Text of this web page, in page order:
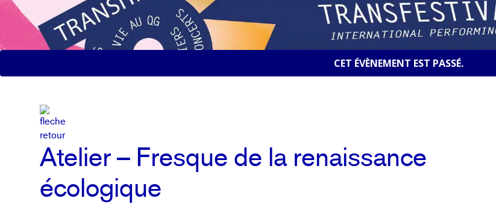
CET ÉVÈNEMENT EST PASSÉ.
Atelier – Fresque de la renaissance
écologique